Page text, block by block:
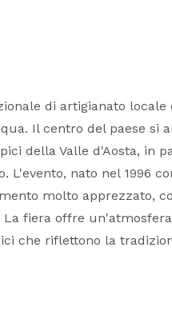
di artigianato locale
Il centro del paese si
della Valle d'Aosta, in
L'evento, nato nel 1996
molto apprezzato,
fiera offre
che riflettono la